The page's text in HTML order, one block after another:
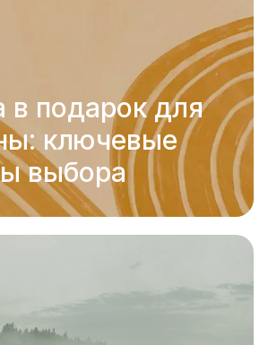
в подарок для
ключевые
выбора